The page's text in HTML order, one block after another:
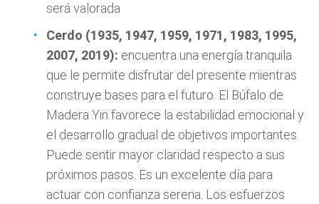
será valorada
Cerdo (1935, 1947, 1959, 1971, 1983, 1995,
2007, 2019): encuentra una energía tranquila
que le permite disfrutar del presente mientras
construye bases para el futuro. El Búfalo de
Madera Yin favorece la estabilidad emocional y
el desarrollo gradual de objetivos importantes.
Puede sentir mayor claridad respecto a sus
próximos pasos. Es un excelente día para
actuar con confianza serena. Los esfuerzos